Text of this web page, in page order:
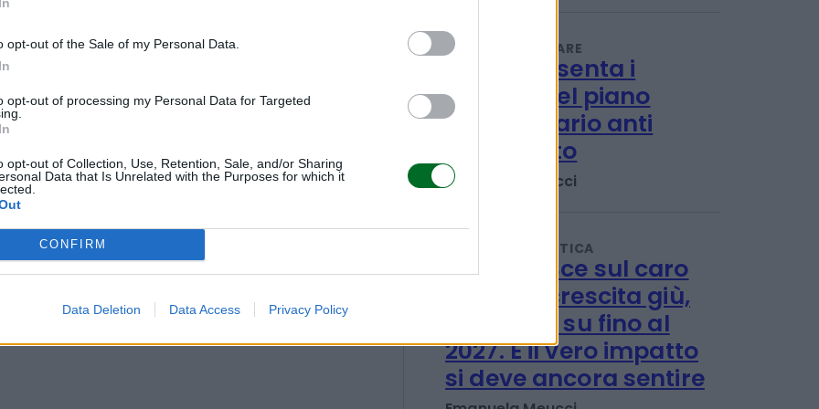
opt-out of the Sale of my Personal Data.
opt-out of processing my Personal Data for Targeted
opt-out of Collection, Use, Retention, Sale, and/or Sharing
Data that Is Unrelated with the Purposes for which it
CONFIRM
Data Deletion Data Access Privacy Policy
FWD Long Range da 245 CV
alla piattaforma STLA Medium
termica della batteria e
anche
a velocità costante. La
e 350 CV, con autonomia
kW, con passaggio da 20 a
Plug & Charge, pre-
su più livelli.
N°7 Hybrid 145, con tre cilindri
nel cambio a sei rapporti.
ed emissioni senza necessità
come funziona
Emanuela Meucci
LAVORO E WELFARE
L'Inps presenta i
risultati del piano
caporalato
Emanuela Meucci
ECONOMIA POLITICA
Allarme Bce sul caro
energia: crescita giù,